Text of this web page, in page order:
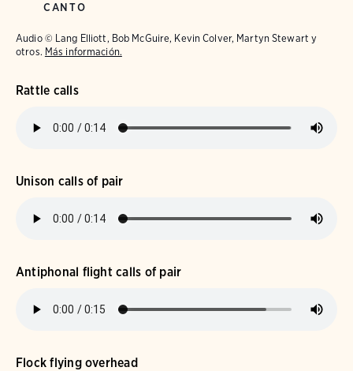
CANTO
Audio © Lang Elliott, Bob McGuire, Kevin Colver, Martyn Stewart y
otros. Más información.
Rattle calls
Unison calls of pair
Antiphonal flight calls of pair
Flock flying overhead